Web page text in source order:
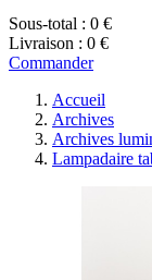
Sous-total : 0 €
Livraison : 0 €
Commander
Accueil
Archives
Archives
Lampadaire